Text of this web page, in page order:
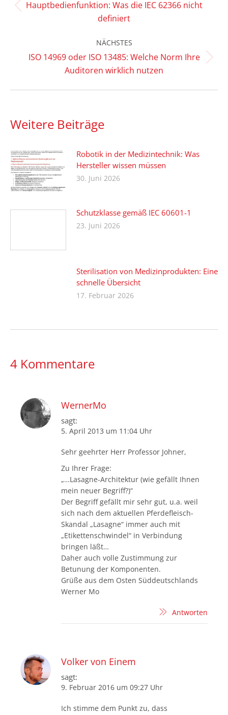
Vorheriger
Beitrag:
Hauptbedienfunktion: Was die IEC 62366 nicht
definiert
NÄCHSTES
Nächster
Beitrag:
ISO 14969 oder ISO 13485: Welche Norm Ihre
Auditoren wirklich nutzen
Weitere Beiträge
Robotik in der Medizintechnik: Was
Hersteller wissen müssen
30. Juni 2026
Schutzklasse gemäß IEC 60601-1
23. Juni 2026
Sterilisation von Medizinprodukten: Eine
schnelle Übersicht
17. Februar 2026
4 Kommentare
WernerMo
sagt:
5. April 2013 um 11:04 Uhr
Sehr geehrter Herr Professor Johner,
Zu Ihrer Frage:
„…Lasagne-Architektur (wie gefällt Ihnen
mein neuer Begriff?)“
Der Begriff gefällt mir sehr gut, u.a. weil
sich nach dem aktuellen Pferdefleisch-
Skandal „Lasagne“ immer auch mit
„Etikettenschwindel“ in Verbindung
bringen läßt…
Daher auch volle Zustimmung zur
Betunung der Komponenten.
Grüße aus dem Osten Süddeutschlands
Werner Mo
Antworten
Volker von Einem
sagt:
9. Februar 2016 um 09:27 Uhr
Ich stimme dem Punkt zu, dass